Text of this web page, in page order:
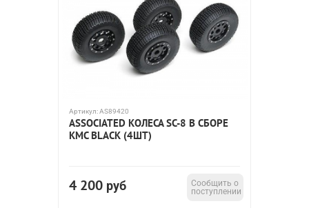
Артикул:AS89420
ASSOCIATED КОЛЕСА SC-8 В СБОРЕ
KMC BLACK (4ШТ)
4 200 руб
Сообщить о
поступлении